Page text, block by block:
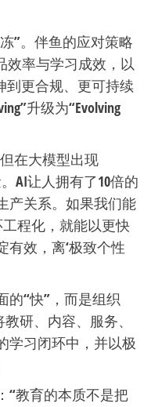
”。伴鱼的应对策略
效率与学习成效，以
到更合规、更可持续
升级为“Evolving
在大模型出现
AI让人拥有了10倍的
产关系。如果我们能
程化，就能以更快
有效，离‘极致个性
的“快”，而是组织
研、内容、服务、
学习闭环中，并以极
“教育的本质不是把